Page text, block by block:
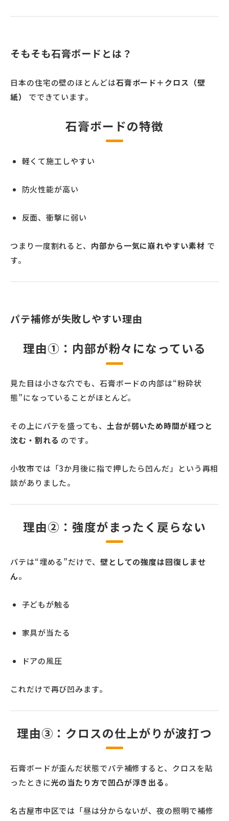
そもそも石膏ボードとは？
日本の住宅の壁のほとんどは石膏ボード＋クロス（壁
紙）
でできています。
石膏ボードの特徴
軽くて施工しやすい
防火性能が高い
反面、衝撃に弱い
つまり一度割れると、 内部から一気に崩れやすい素材 で
す。
パテ補修が失敗しやすい理由
理由①：内部が粉々になっている
見た目は小さな穴でも、石膏ボードの内部は“粉砕状
態”になっていることがほとんど。
その上にパテを盛っても、 土台が弱いため時間が経つと
沈む・割れる のです。
小牧市では「3か月後に指で押したら凹んだ」という再相
談がありました。
理由②：強度がまったく戻らない
パテは“埋める”だけで、 壁としての強度は回復しませ
ん。
子どもが触る
家具が当たる
ドアの風圧
これだけで再び凹みます。
理由③：クロスの仕上がりが波打つ
石膏ボードが歪んだ状態でパテ補修すると、クロスを貼
ったときに光の当たり方で凹凸が浮き出る。
名古屋市中区では「昼は分からないが、夜の照明で補修